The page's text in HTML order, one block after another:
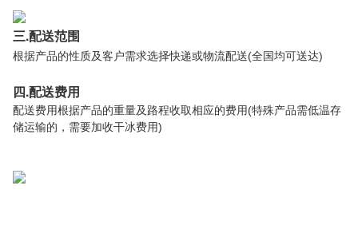
三.配送范围
根据产品的性质及客户需求选择快递或物流配送(全国均可送达)
四.配送费用
配送费用根据产品的重量及路程收取相应的费用(特殊产品需低温存
储运输的，需要加收干冰费用)